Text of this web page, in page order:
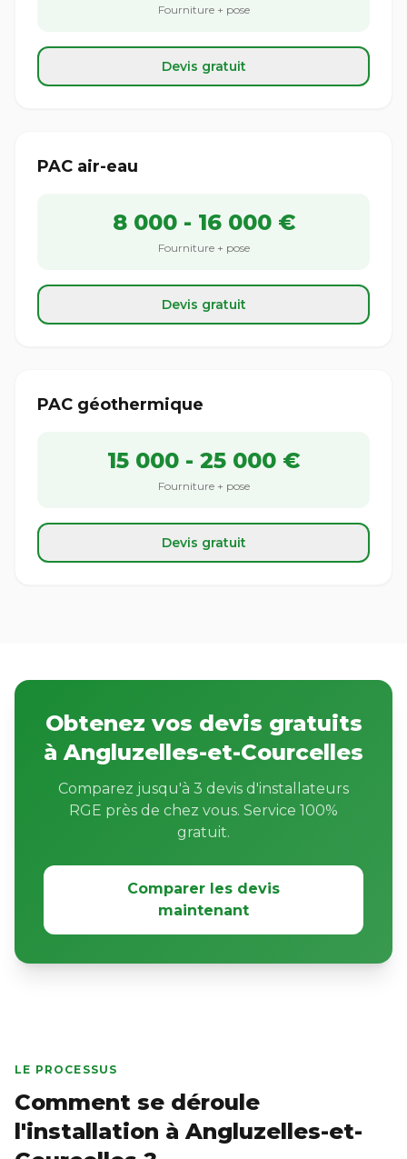
Fourniture + pose
Devis gratuit
PAC air-eau
8 000 - 16 000 €
Fourniture + pose
Devis gratuit
PAC géothermique
15 000 - 25 000 €
Fourniture + pose
Devis gratuit
Obtenez vos devis gratuits
à Angluzelles-et-Courcelles
Comparez jusqu'à 3 devis d'installateurs
RGE près de chez vous. Service 100%
gratuit.
Comparer les devis
maintenant
LE PROCESSUS
Comment se déroule
l'installation à Angluzelles-et-